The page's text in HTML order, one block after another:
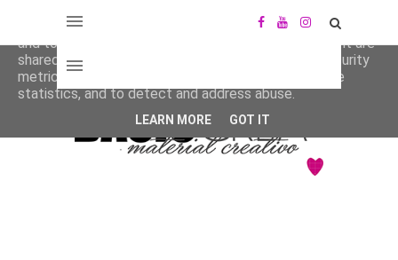
This site uses cookies from Google to deliver its services
and to analyze traffic. Your IP address and user-agent are
shared with Google along with performance and security
metrics to ensure quality of service, generate usage
statistics, and to detect and address abuse.
LEARN MORE GOT IT